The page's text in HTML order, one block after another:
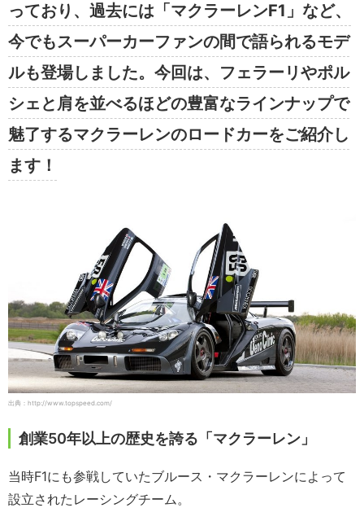
っており、過去には「マクラーレンF1」など、
今でもスーパーカーファンの間で語られるモデ
ルも登場しました。今回は、フェラーリやポル
シェと肩を並べるほどの豊富なラインナップで
魅了するマクラーレンのロードカーをご紹介し
ます！
出典：http://www.topspeed.com/
創業50年以上の歴史を誇る「マクラーレン」
当時F1にも参戦していたブルース・マクラーレンによって
設立されたレーシングチーム。